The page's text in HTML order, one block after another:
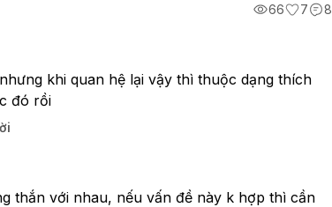
66 7 8
khi quan hệ lại vậy thì thuộc dạng thích
đó rồi
thắn với nhau, nếu vấn đề này k hợp thì cần